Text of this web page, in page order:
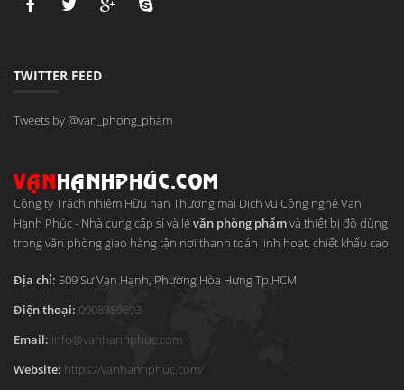
TWITTER FEED
Tweets by @van_phong_pham
Công ty Trách nhiệm Hữu hạn Thương mại Dịch vụ Công nghệ Vạn
Hạnh Phúc- Nhà cung cấp sỉ và lẻvăn phòng phẩmvà thiết bị đồ dùng
trong văn phòng giao hàng tận nơi thanh toán linh hoạt, chiết khấu cao
Địa chỉ: 509 Sư Vạn Hạnh, Phường Hòa HưngTp.HCM
Điện thoại: 0908389693
Email: info@vanhanhphuc.com
Website: https://vanhanhphuc.com/